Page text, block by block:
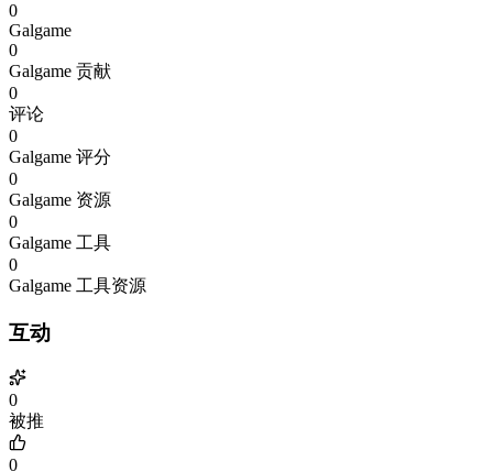
0
Galgame
0
Galgame 贡献
0
评论
0
Galgame 评分
0
Galgame 资源
0
Galgame 工具
0
Galgame 工具资源
互动
0
被推
0